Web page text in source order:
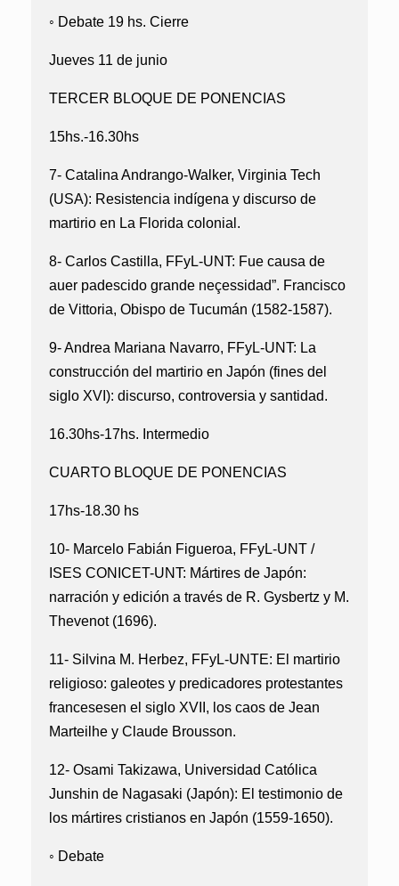
◦ Debate 19 hs. Cierre
Jueves 11 de junio
TERCER BLOQUE DE PONENCIAS
15hs.-16.30hs
7- Catalina Andrango-Walker, Virginia Tech
(USA): Resistencia indígena y discurso de
martirio en La Florida colonial.
8- Carlos Castilla, FFyL-UNT: Fue causa de
auer padescido grande neçessidad”. Francisco
de Vittoria, Obispo de Tucumán (1582-1587).
9- Andrea Mariana Navarro, FFyL-UNT: La
construcción del martirio en Japón (fines del
siglo XVI): discurso, controversia y santidad.
16.30hs-17hs. Intermedio
CUARTO BLOQUE DE PONENCIAS
17hs-18.30 hs
10- Marcelo Fabián Figueroa, FFyL-UNT /
ISES CONICET-UNT: Mártires de Japón:
narración y edición a través de R. Gysbertz y M.
Thevenot (1696).
11- Silvina M. Herbez, FFyL-UNTE: El martirio
religioso: galeotes y predicadores protestantes
francesesen el siglo XVII, los caos de Jean
Marteilhe y Claude Brousson.
12- Osami Takizawa, Universidad Católica
Junshin de Nagasaki (Japón): El testimonio de
los mártires cristianos en Japón (1559-1650).
◦ Debate